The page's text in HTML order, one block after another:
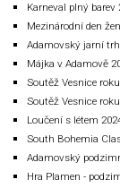
Karneval plný barev
Mezinárodní den
Adamovský jarní
Májka v Adamově
Soutěž Vesnice
Soutěž Vesnice
Loučení s létem
South Bohemia
Adamovský
Hra Plamen -